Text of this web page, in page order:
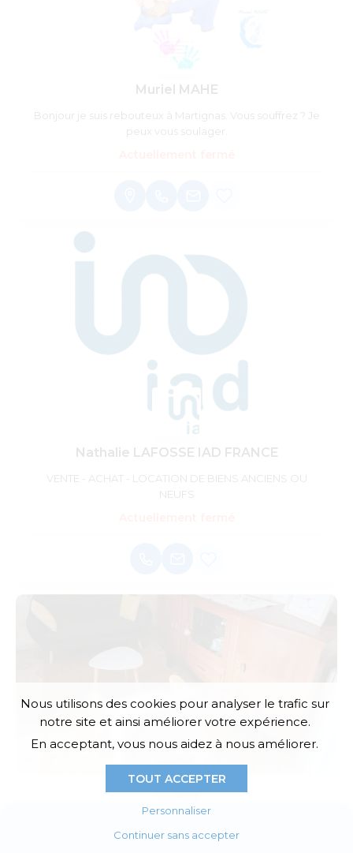
Muriel MAHE
Bonjour je suis rebouteux à Martignas. Vous souffrez ? Je
peux vous soulager.
Nathalie LAFOSSE IAD FRANCE
VENTE - ACHAT - LOCATION DE BIENS ANCIENS OU
NEUFS
À l'écoute de toi
Accompagnement en périnatalité et parentalité
Agenda E-boutique
Nous utilisons des cookies pour analyser le trafic sur
notre site et ainsi améliorer votre expérience.
En acceptant, vous nous aidez à nous améliorer.
TOUT ACCEPTER
Personnaliser
Continuer sans accepter